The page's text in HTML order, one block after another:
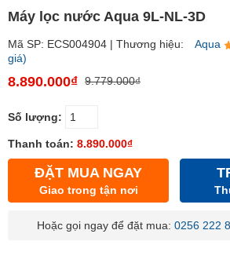
Máy lọc nước Aqua 9L-NL-3D
Mã SP: ECS004904 | Thương hiệu: Aqua
giá)
8.890.000₫ 9.779.000₫
Số lượng:
Thanh toán: 8.890.000₫
ĐẶT MUA NGAY
Giao trong tận nơi
Hoặc gọi ngay để đặt mua: 0256 222